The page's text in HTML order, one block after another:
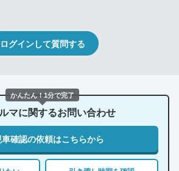
ログインして質問する
マに関するお問い合わせ
確認の依頼はこちらから
かんたん！1分で完了